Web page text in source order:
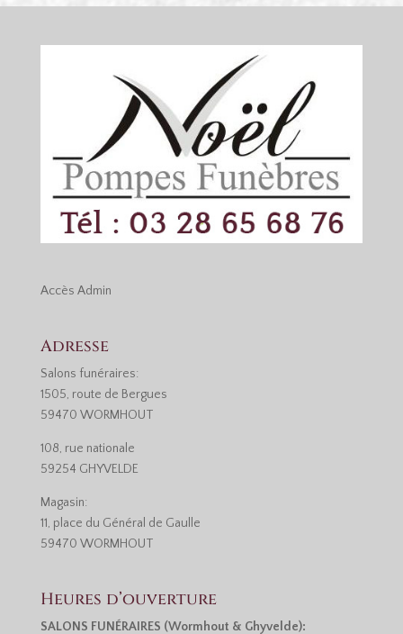
Accès Admin
Adresse
Salons funéraires:
1505, route de Bergues
59470 WORMHOUT
108, rue nationale
59254 GHYVELDE
Magasin:
11, place du Général de Gaulle
59470 WORMHOUT
Heures d’ouverture
SALONS FUNÉRAIRES (Wormhout & Ghyvelde):